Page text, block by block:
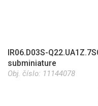
IR06.D03S-
subminiature
Obj. číslo: 11144078